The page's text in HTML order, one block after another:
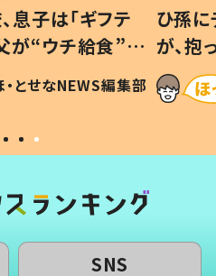
息子は「ギフテ
が“ウチ給食”を
とは #令和の親
・とせなNEWS編集部
ひ孫
が、
「涙が
い」
SNS